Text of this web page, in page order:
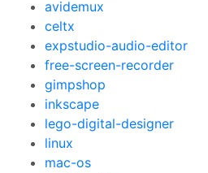
avidemux
celtx
expstudio-audio-editor
free-screen-recorder
gimpshop
inkscape
lego-digital-designer
linux
mac-os